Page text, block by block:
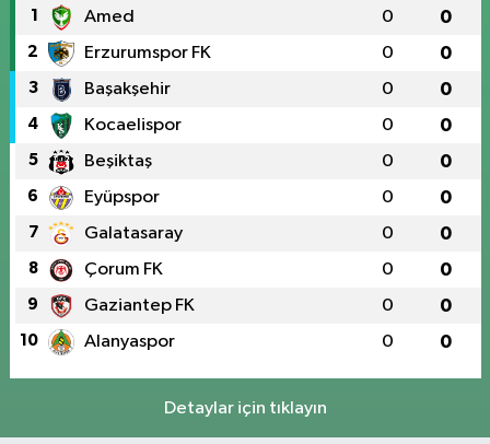
1 Amed 0 0
2 Erzurumspor FK 0 0
3 Başakşehir 0 0
4 Kocaelispor 0 0
5 Beşiktaş 0 0
6 Eyüpspor 0 0
7 Galatasaray 0 0
8 Çorum FK 0 0
9 Gaziantep FK 0 0
10 Alanyaspor 0 0
Detaylar için tıklayın